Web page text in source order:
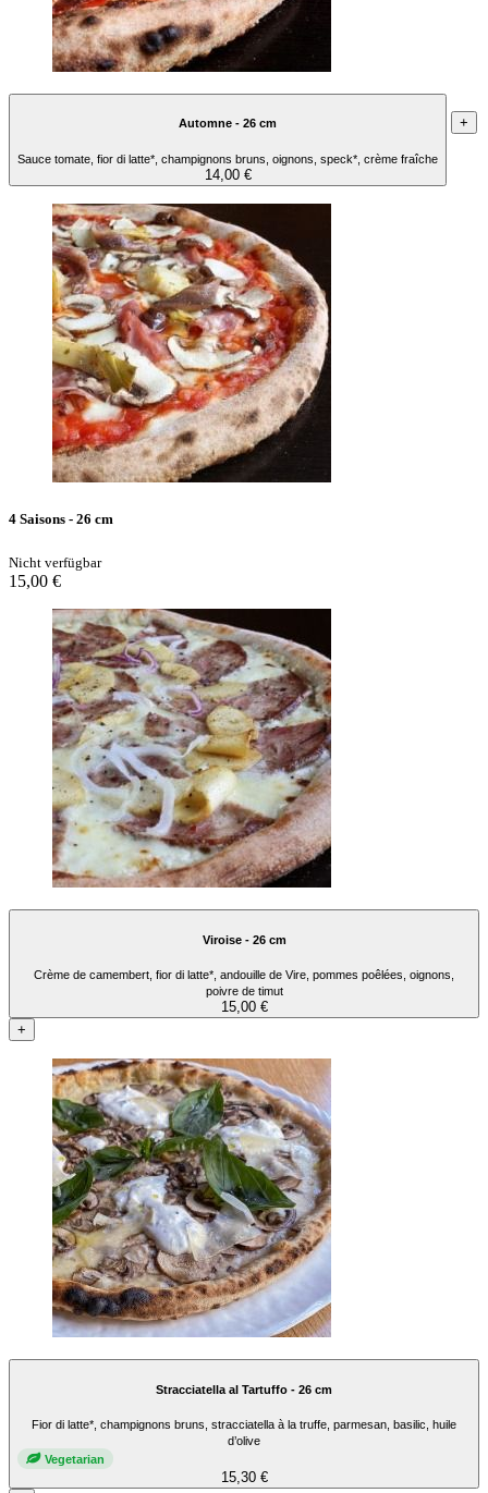
Automne - 26 cm
Sauce tomate, fior di latte*, champignons bruns, oignons, speck*, crème fraîche
14,00 €
+
4 Saisons - 26 cm
Nicht verfügbar
15,00 €
Viroise - 26 cm
Crème de camembert, fior di latte*, andouille de Vire, pommes poêlées, oignons,
poivre de timut
15,00 €
+
Stracciatella al Tartuffo - 26 cm
Fior di latte*, champignons bruns, stracciatella à la truffe, parmesan, basilic, huile
d’olive
Vegetarian
15,30 €